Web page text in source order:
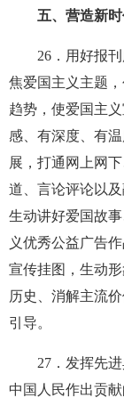
五、营造新
26 ．用好报
焦爱国主义主题
趋势，使爱国主
感、有深度、有
展，打通网上网
道、言论评论以
生动讲好爱国故
义优秀公益广告
宣传挂图，生动
历史、消解主流
引导。
27 ．发挥先
中国人民作出贡